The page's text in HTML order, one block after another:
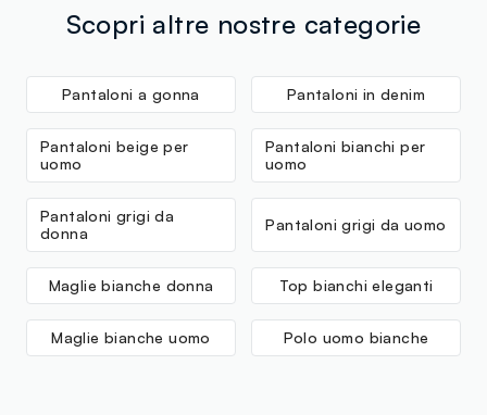
tuoi prodotti in negozio, il servizio è sempre gratuito.
Scopri altre nostre categorie
Pantaloni a gonna Pantaloni in denim
Pantaloni beige per
uomo
Pantaloni bianchi per
uomo
Pantaloni grigi da
donna
Pantaloni grigi da uomo
Maglie bianche donna Top bianchi eleganti
Maglie bianche uomo Polo uomo bianche